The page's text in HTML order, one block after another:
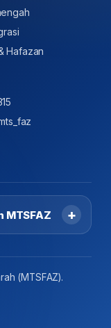
Hafazan
MTSFAZ
(MTSFAZ).